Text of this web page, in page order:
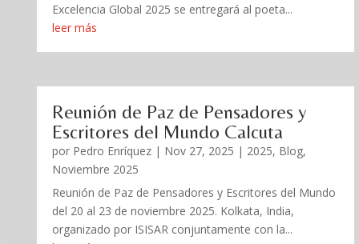
Excelencia Global 2025 se entregará al poeta...
leer más
Reunión de Paz de Pensadores y
Escritores del Mundo Calcuta
por Pedro Enríquez| Nov 27, 2025 | 2025, Blog,
Noviembre 2025
Reunión de Paz de Pensadores y Escritores del Mundo
del 20 al 23 de noviembre 2025. Kolkata, India,
organizado por ISISAR conjuntamente con la...